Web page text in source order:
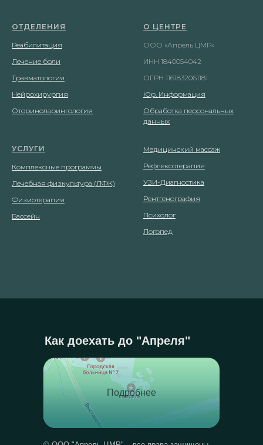
ОТДЕЛЕНИЯ
Реабилитация
Лечение боли
Травматология
Нейрохирургия
Оториноларингология
О ЦЕНТРЕ
ООО «Апрель ЦМР»
ИНН 1840054042
ОГРН 1161832061181
Юр. Информация
Обработка персональных
данных
УСЛУГИ
Комплексные программы
Лечебная физкультура (ЛФК)
Физиотерапия
Бассейн
Медицинский массаж
Рефлексотерапия
УЗИ-Диагностика
Рентгенография
Психолог
Логопед
Как доехать до "Апреля"
Подробнее